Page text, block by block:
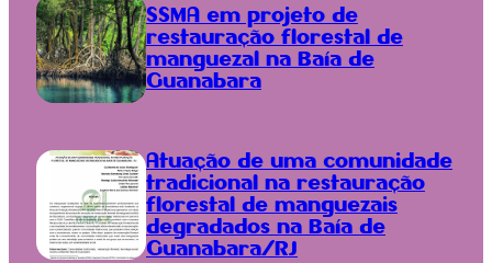
SSMA em projeto de
restauração florestal de
manguezal na Baía de
Guanabara
Atuação de uma comunidade
tradicional na restauração
florestal de manguezais
degradados na Baía de
Guanabara/RJ